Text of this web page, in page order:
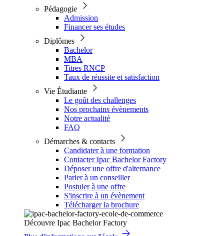
Pédagogie
Admission
Financer ses études
Diplômes
Bachelor
MBA
Titres RNCP
Taux de réussite et satisfaction
Vie Étudiante
Le goût des challenges
Nos prochains évènements
Notre actualité
FAQ
Démarches & contacts
Candidater à une formation
Contacter Ipac Bachelor Factory
Déposer une offre d'alternance
Parler à un conseiller
Postuler à une offre
S'inscrire à un évènement
Télécharger la brochure
Découvre Ipac Bachelor Factory